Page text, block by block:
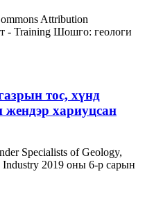
Attribution
- Training Шошго: геологи
тос, хүнд
хариуцсан
Specialists of Geology,
2019 оны 6-р сарын